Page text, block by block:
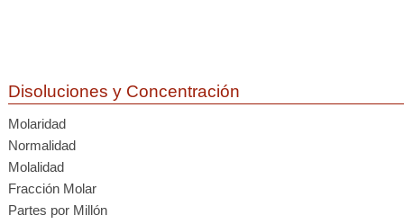
Disoluciones y Concentración
Molaridad
Normalidad
Molalidad
Fracción Molar
Partes por Millón